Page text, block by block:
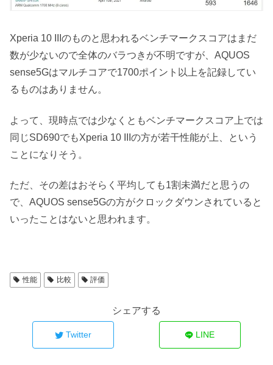
Xperia 10 IIIのものと思われるベンチマークスコアはまだ
数が少ないので全体のバラつきが不明ですが、AQUOS
sense5Gはマルチコアで1700ポイント以上を記録してい
るものはありません。
よって、現時点では少なくともベンチマークスコア上では
同じSD690でもXperia 10 IIIの方が若干性能が上、という
ことになりそう。
ただ、その差はおそらく平均しても1割未満だと思うの
で、AQUOS sense5Gの方がクロックダウンされていると
いったことはないと思われます。
性能 比較 評価
シェアする
Twitter LINE